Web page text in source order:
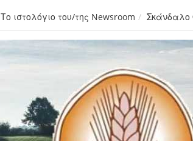
Το ιστολόγιο του/της Newsroom Σκάνδαλο